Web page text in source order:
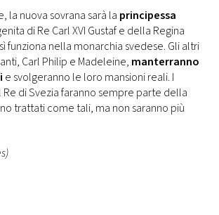
la nuova sovrana sarà la principessa
di Re Carl XVI Gustaf e della Regina
funziona nella monarchia svedese. Gli altri
Carl Philip e Madeleine, manterranno
e svolgeranno le loro mansioni reali. I
di Svezia faranno sempre parte della
trattati come tali, ma non saranno più